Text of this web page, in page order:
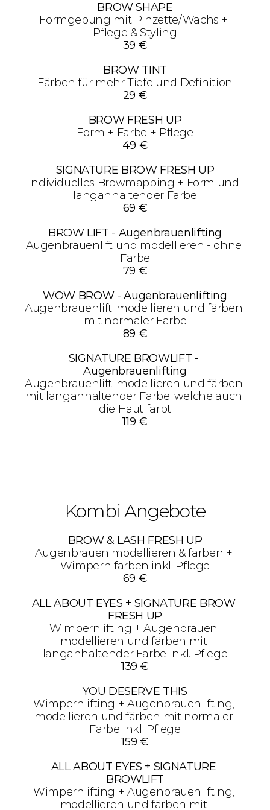
BROW SHAPE
Formgebung mit Pinzette/Wachs +
Pflege & Styling
39 €
BROW TINT
Färben für mehr Tiefe und Definition
29 €
BROW FRESH UP
Form + Farbe + Pflege
49 €
SIGNATURE BROW FRESH UP
Individuelles Browmapping + Form und
langanhaltender Farbe
69 €
BROW LIFT - Augenbrauenlifting
Augenbrauenlift und modellieren - ohne
Farbe
79 €
WOW BROW - Augenbrauenlifting
Augenbrauenlift, modellieren und färben
mit normaler Farbe
89 €
SIGNATURE BROWLIFT -
Augenbrauenlifting
Augenbrauenlift, modellieren und färben
mit langanhaltender Farbe, welche auch
die Haut färbt
119 €
Kombi Angebote
BROW & LASH FRESH UP
Augenbrauen modellieren & färben +
Wimpern färben inkl. Pflege
69 €
ALL ABOUT EYES + SIGNATURE BROW
FRESH UP
Wimpernlifting + Augenbrauen
modellieren und färben mit
langanhaltender Farbe inkl. Pflege
139 €
YOU DESERVE THIS
Wimpernlifting + Augenbrauenlifting,
modellieren und färben mit normaler
Farbe inkl. Pflege
159 €
ALL ABOUT EYES + SIGNATURE
BROWLIFT
Wimpernlifting + Augenbrauenlifting,
modellieren und färben mit